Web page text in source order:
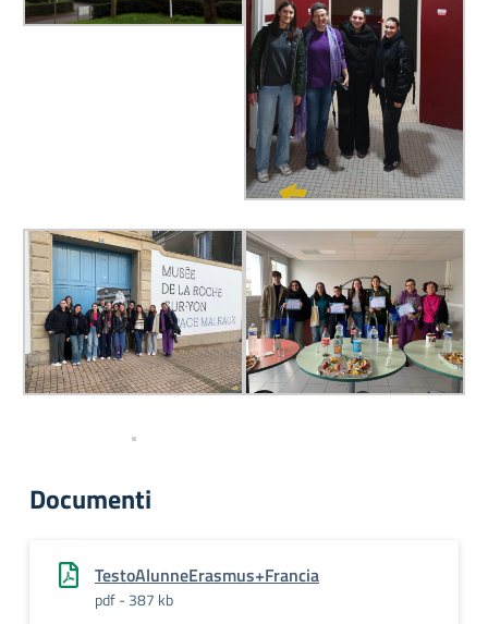
Documenti
TestoAlunneErasmus+Francia
pdf - 387 kb